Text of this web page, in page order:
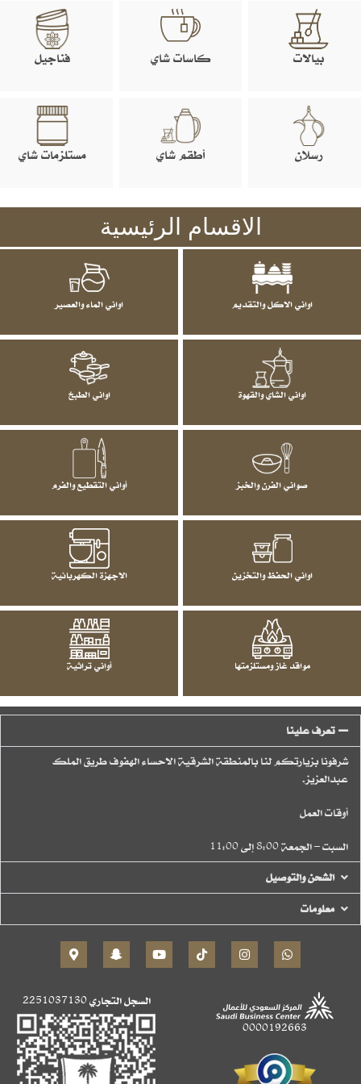
بيالات كاسات شاي فناجيل
رسلان أطقم شاي مستلزمات شاي
الاقسام الرئيسية
اواني الاكل والتقديم اواني الماء والعصير
اواني الشاي والقهوة اواني الطبخ
صواني الفرن والخبز أواني التقطيع والفرم
اواني الحفظ والتخزين الاجهزة الكهربائية
مواقد غاز ومستلزمتها أواني تراثية
تعرف علينا
شرفونا بزيارتكم لنا بالمنطقة الشرقية الاحساء الهفوف طريق الملك
عبدالعزيز.
أوقات العمل
السبت – الجمعة 8:00 إلى 11:00
الشحن والتوصيل
معلومات
0000192663
السجل التجاري2251037130